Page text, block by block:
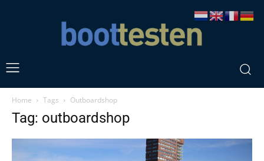
Home Tags Outboardshop
Tag: outboardshop